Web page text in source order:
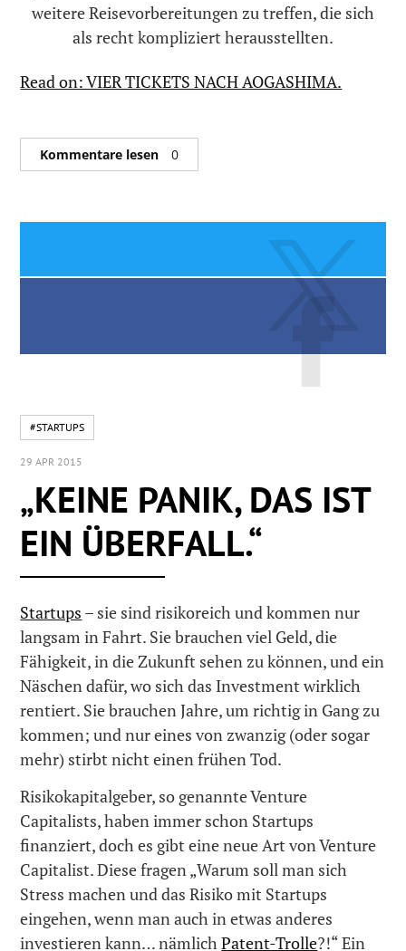
weitere Reisevorbereitungen zu treffen, die sich
als recht kompliziert herausstellten.
Read on: VIER TICKETS NACH AOGASHIMA.
Kommentare lesen 0
#STARTUPS
29 APR 2015
„KEINE PANIK, DAS IST
EIN ÜBERFALL.“
Startups – sie sind risikoreich und kommen nur
langsam in Fahrt. Sie brauchen viel Geld, die
Fähigkeit, in die Zukunft sehen zu können, und ein
Näschen dafür, wo sich das Investment wirklich
rentiert. Sie brauchen Jahre, um richtig in Gang zu
kommen; und nur eines von zwanzig (oder sogar
mehr) stirbt nicht einen frühen Tod.
Risikokapitalgeber, so genannte Venture
Capitalists, haben immer schon Startups
finanziert, doch es gibt eine neue Art von Venture
Capitalist. Diese fragen „Warum soll man sich
Stress machen und das Risiko mit Startups
eingehen, wenn man auch in etwas anderes
investieren kann… nämlichPatent-Trolle?!“ Ein